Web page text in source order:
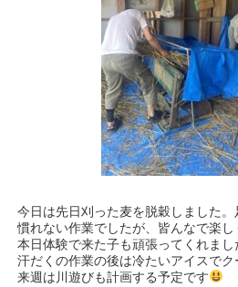
今日は先日刈った麦を脱穀しました
慣れない作業でしたが、皆んなで楽し
本日体験で来た子も頑張ってくれまし
汗だくの作業の後は冷たいアイスでク
来週は川遊びも計画する予定です